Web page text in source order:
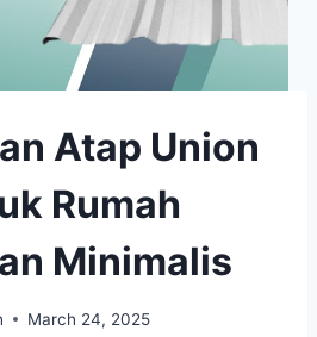
Atap Union
Rumah
Minimalis
March 24, 2025